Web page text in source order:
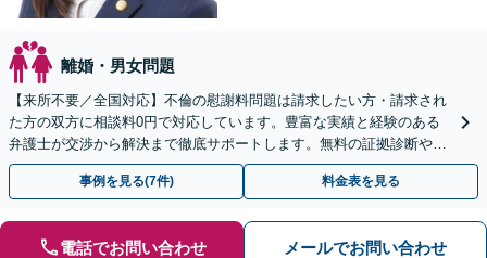
離婚・男女問題
【来所不要／全国対応】不倫の慰謝料問題は請求したい方・請求され
た方の双方に相談料0円で対応しています。豊富な実績と経験のある
弁護士が交渉から解決まで徹底サポートします。無料の証拠診断や着
手金の返還保証もありますので安心してご相談ください。
事例を見る(7件) 料金表を見る
電話でお問い合わせ メールでお問い合わせ